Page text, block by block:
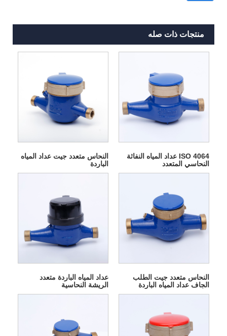
منتجات ذات صله
النحاس متعدد جيت عداد المياه
الباردة
ISO 4064 عداد المياه النفاثة
النحاسي المتعدد
عداد المياه الباردة متعدد
الريشة النحاسية
النحاس متعدد جيت الطلب
الجاف عداد المياه الباردة